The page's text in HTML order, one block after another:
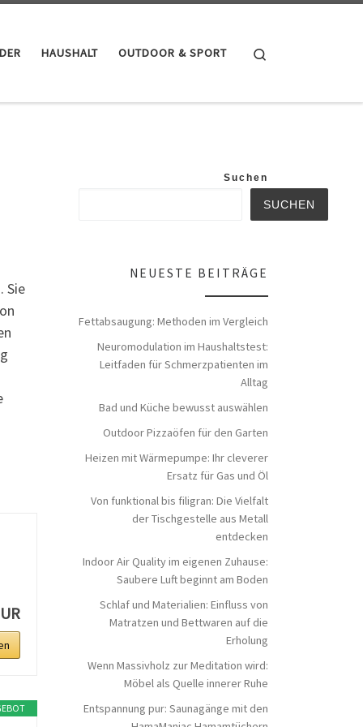
HAUSHALT OUTDOOR & SPORT
Sie
Suchen
SUCHEN
NEUESTE BEITRÄGE
Fettabsaugung: Methoden im Vergleich
Neuromodulation im Haushaltstest:
Leitfaden für Schmerzpatienten im
Alltag
Bad und Küche bewusst auswählen
Outdoor Pizzaöfen für den Garten
Heizen mit Wärmepumpe: Ihr cleverer
Ersatz für Gas und Öl
Von funktional bis filigran: Die Vielfalt
der Tischgestelle aus Metall
entdecken
Indoor Air Quality im eigenen Zuhause:
Saubere Luft beginnt am Boden
Schlaf und Materialien: Einfluss von
Matratzen und Bettwaren auf die
Erholung
Wenn Massivholz zur Meditation wird:
Möbel als Quelle innerer Ruhe
Entspannung pur: Saunagänge mit den